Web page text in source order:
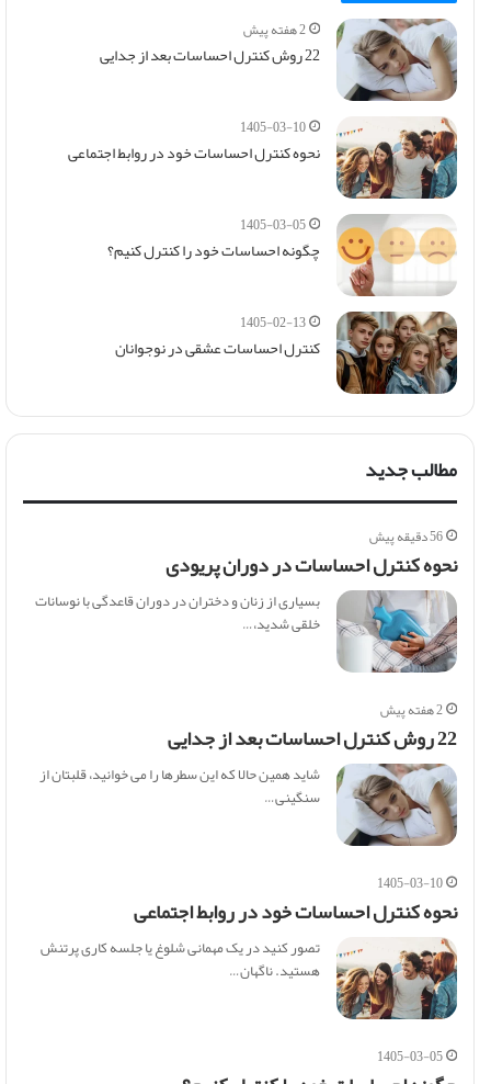
2 هفته پیش
22 روش کنترل احساسات بعد از جدایی
1405-03-10
نحوه کنترل احساسات خود در روابط اجتماعی
1405-03-05
چگونه احساسات خود را کنترل کنیم؟
1405-02-13
کنترل احساسات عشقی در نوجوانان
مطالب جدید
56 دقیقه پیش
نحوه کنترل احساسات در دوران پریودی
بسیاری از زنان و دختران در دوران قاعدگی با نوسانات
خلقی شدید،…
2 هفته پیش
22 روش کنترل احساسات بعد از جدایی
شاید همین حالا که این سطرها را می خوانید، قلبتان از
سنگینی…
1405-03-10
نحوه کنترل احساسات خود در روابط اجتماعی
تصور کنید در یک مهمانی شلوغ یا جلسه کاری پرتنش
هستید. ناگهان…
1405-03-05